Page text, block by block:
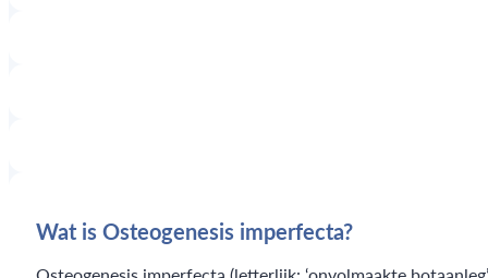
Wat is Osteogenesis imperfecta?